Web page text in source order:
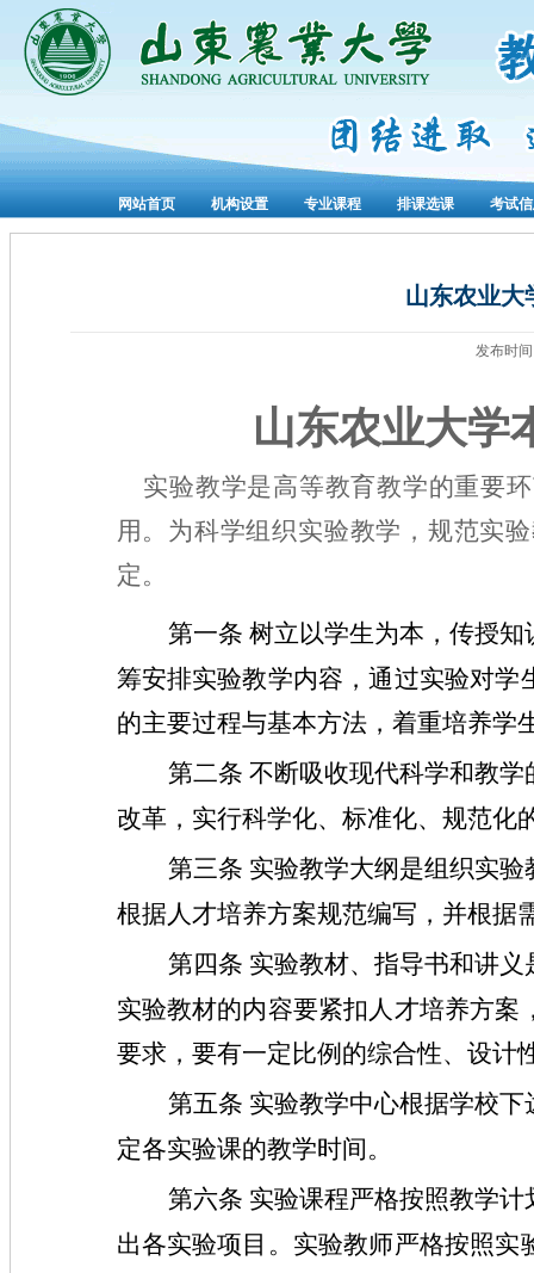
网站首页 机构设置 专业课程 排课选课 考试
山东农业大
发布时
山东农业大学
实验教学是高等教育教学的重要
用。为科学组织实验教学，规范实
定。
第一条 树立以学生为本，传授
筹安排实验教学内容，通过实验对
的主要过程与基本方法，着重培养学
第二条 不断吸收现代科学和教
改革，实行科学化、标准化、规范化
第三条 实验教学大纲是组织实
根据人才培养方案规范编写，并根据
第四条 实验教材、指导书和讲
实验教材的内容要紧扣人才培养方
要求，要有一定比例的综合性、设计
第五条 实验教学中心根据学校
定各实验课的教学时间。
第六条 实验课程严格按照教学
出各实验项目。实验教师严格按照